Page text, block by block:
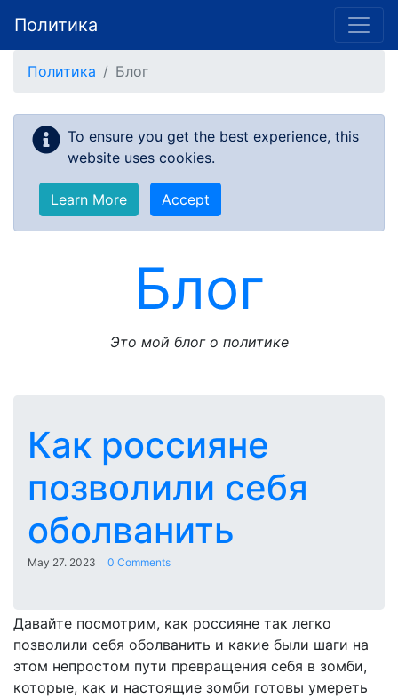
Политика
Политика Блог
To ensure you get the best experience, this
website uses cookies.
Learn More Accept
Блог
Это мой блог о политике
Как россияне
позволили себя
оболванить
May 27. 2023 0 Comments
Давайте посмотрим, как россияне так легко
позволили себя оболванить и какие были шаги на
этом непростом пути превращения себя в зомби,
которые, как и настоящие зомби готовы умереть